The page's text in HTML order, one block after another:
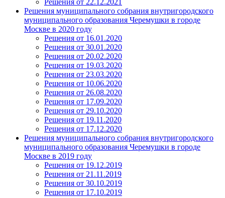
Решения от 22.12.2021
Решения муниципального собрания внутригородского
муниципального образования Черемушки в городе
Москве в 2020 году
Решения от 16.01.2020
Решения от 30.01.2020
Решения от 20.02.2020
Решения от 19.03.2020
Решения от 23.03.2020
Решения от 10.06.2020
Решения от 26.08.2020
Решения от 17.09.2020
Решения от 29.10.2020
Решения от 19.11.2020
Решения от 17.12.2020
Решения муниципального собрания внутригородского
муниципального образования Черемушки в городе
Москве в 2019 году
Решения от 19.12.2019
Решения от 21.11.2019
Решения от 30.10.2019
Решения от 17.10.2019